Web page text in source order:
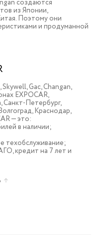
создаются
из Японии,
Поэтому они
и продуманной
Gac, Changan,
EXPOCAR,
Санкт-Петербург,
Краснодар,
— это:
в наличии;
техобслуживание;
кредит на 7 лет и